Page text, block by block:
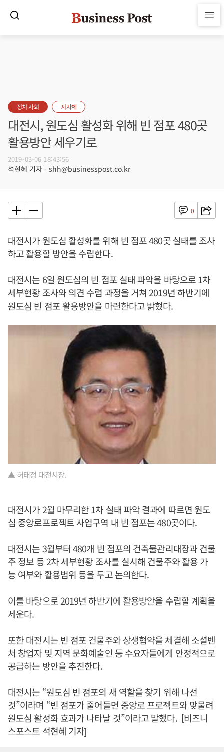
정치·사회 지자체
대전시, 원도심 활성화 위해 빈 점포 480곳
활용방안 세우기로
2019-03-06 18:43:56
석현혜 기자 - shh@businesspost.co.kr
0
대전시가 원도심 활성화를 위해 빈 점포 480곳 실태를 조사
하고 활용할 방안을 수립한다.
대전시는 6일 원도심의 빈 점포 실태 파악을 바탕으로 1차
세부현황 조사와 의견 수렴 과정을 거쳐 2019년 하반기에
원도심 빈 점포 활용방안을 마련한다고 밝혔다.
▲ 허태정 대전시장.
대전시가 2월 마무리한 1차 실태 파악 결과에 따르면 원도
심 중앙로프로젝트 사업구역 내 빈 점포는 480곳이다.
대전시는 3월부터 480개 빈 점포의 건축물관리대장과 건물
주 정보 등 2차 세부현황 조사를 실시해 건물주와 활용 가
능 여부와 활용범위 등을 두고 논의한다.
이를 바탕으로 2019년 하반기에 활용방안을 수립할 계획을
세운다.
또한 대전시는 빈 점포 건물주와 상생협약을 체결해 소셜벤
처 창업자 및 지역 문화예술인 등 수요자들에게 안정적으로
공급하는 방안을 추진한다.
대전시는 “원도심 빈 점포의 새 역할을 찾기 위해 나선
것”이라며 “빈 점포가 줄어들면 중앙로 프로젝트와 맞물려
원도심 활성화 효과가 나타날 것”이라고 말했다. [비즈니
스포스트 석현혜 기자]